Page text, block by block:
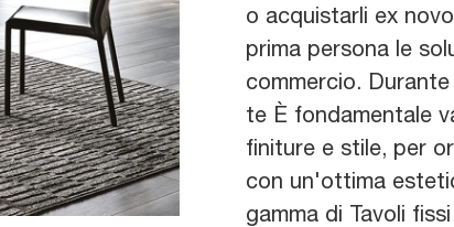
o acquistarli ex
prima persona le
commercio.
te È fondamentale
finiture e stile, per
con un'ottima
gamma di Tavoli